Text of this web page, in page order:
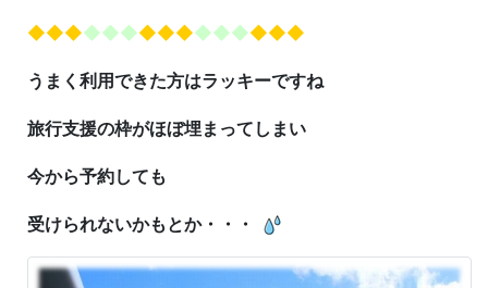
◆◆◆◆◆◆◆◆◆◆◆◆◆◆◆
うまく利用できた方はラッキーですね
旅行支援の枠がほぼ埋まってしまい
今から予約しても
受けられないかもとか・・・